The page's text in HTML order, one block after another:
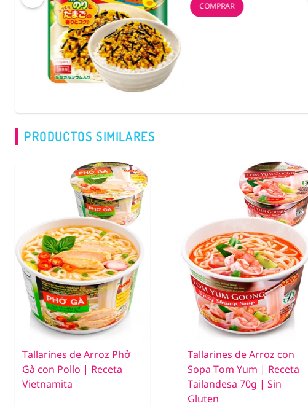
COMPRAR
PRODUCTOS SIMILARES
Tallarines de Arroz Phở
Gà con Pollo | Receta
Vietnamita
Tallarines de Arroz con
Sopa Tom Yum | Receta
Tailandesa 70g | Sin
Gluten